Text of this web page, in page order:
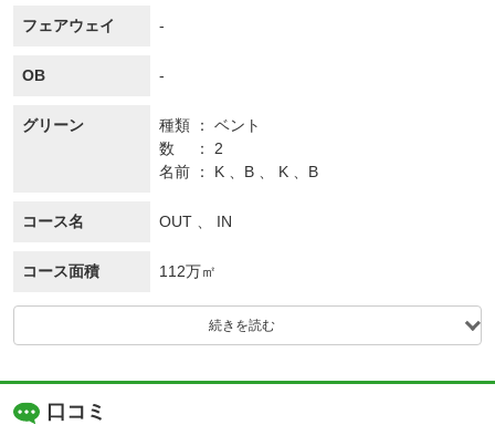
フェアウェイ -
OB -
グリーン 種類
ベント
数
2
名前
K 、B 、 K 、B
コース名 OUT 、 IN
コース面積 112万㎡
続きを読む
口コミ